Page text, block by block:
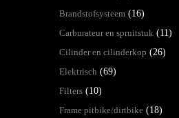
Brandstofsysteem (16)
Carburateur en spruitstuk (11)
Cilinder en cilinderkop (26)
Elektrisch (69)
Filters (10)
Frame pitbike/dirtbike (18)